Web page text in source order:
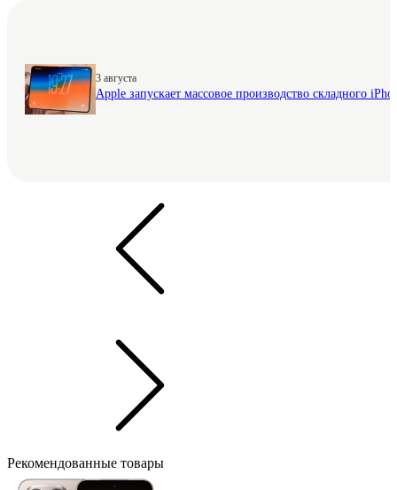
3 августа
Apple запускает массовое производство складного
Рекомендованные товары